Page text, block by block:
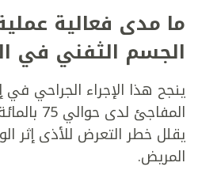
ما مدى فعالية
الجسم الثفني في
ينجح هذا الإجراء الجراحي
المفاجئ
يقلل خطر التعرض للأذى إثر
المريض.